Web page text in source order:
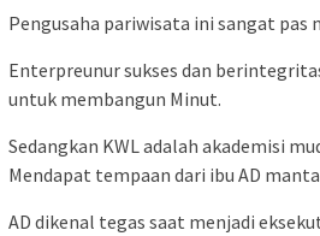
Pengusaha pariwisata ini sangat pas
Enterpreunur sukses dan
untuk membangun Minut.
Sedangkan KWL adalah akademisi
Mendapat tempaan dari ibu AD
AD dikenal tegas saat menjadi